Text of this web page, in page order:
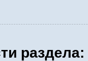
раздела: